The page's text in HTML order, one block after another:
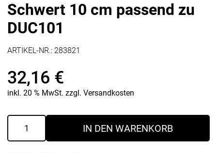
Schwert 10 cm passend zu
DUC101
ARTIKEL-NR.: 283821
32,16 €
inkl. 20 % MwSt. zzgl. Versandkosten
Schwert
cm
IN DEN WARENKORB